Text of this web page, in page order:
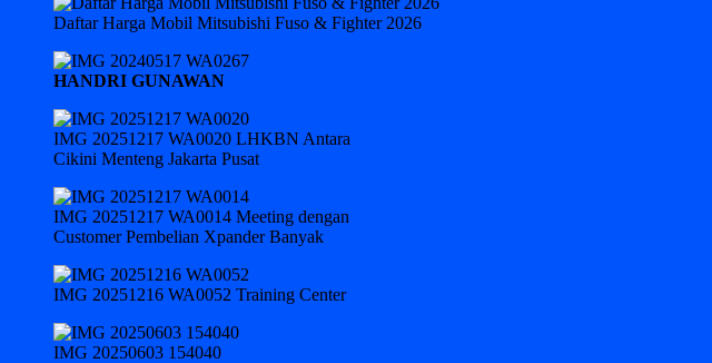
Daftar Harga Mobil Mitsubishi Fuso & Fighter 2026
HANDRI GUNAWAN
IMG 20251217 WA0020 LHKBN Antara
Cikini Menteng Jakarta Pusat
IMG 20251217 WA0014 Meeting dengan
Customer Pembelian Xpander Banyak
IMG 20251216 WA0052 Training Center
IMG 20250603 154040